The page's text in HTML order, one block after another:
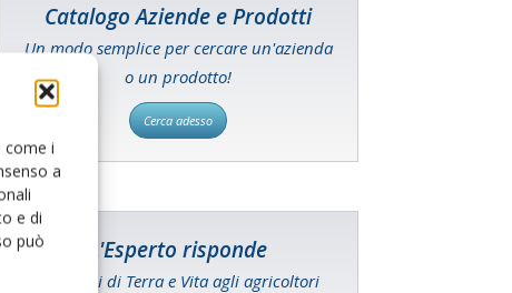
come i
a
e di
può
Catalogo Aziende e Prodotti
Un modo semplice per cercare un'azienda
o un prodotto!
Cerca adesso
L'Esperto risponde
I consigli di Terra e Vita agli agricoltori